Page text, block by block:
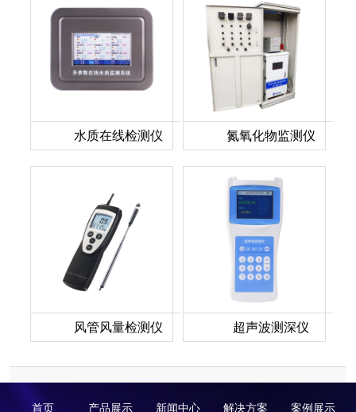
水质在线检测仪 氮氧化物监测仪
风管风量检测仪 超声波测深仪
首页 产品展示 新闻中心 解决方案 案例展示